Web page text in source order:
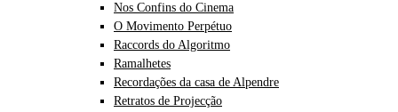
Nos Confins do Cinema
O Movimento Perpétuo
Raccords do Algoritmo
Ramalhetes
Recordações da casa de Alpendre
Retratos de Projecção